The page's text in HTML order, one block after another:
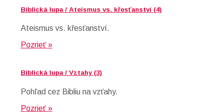
Biblická lupa / Ateismus vs. křesťanství (4)
Ateismus vs. křesťanství.
Pozrieť »
Biblická lupa / Vztahy (3)
Pohľad cez Bibliu na vzťahy.
Pozrieť »